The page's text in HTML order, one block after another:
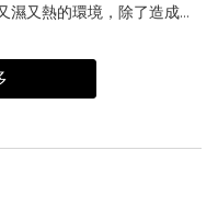
濕又熱的環境，除了造成體
，你曾多看幾眼床包底下的
床墊，內部可能藏有數以萬
在床墊內部繁衍。小心！黴